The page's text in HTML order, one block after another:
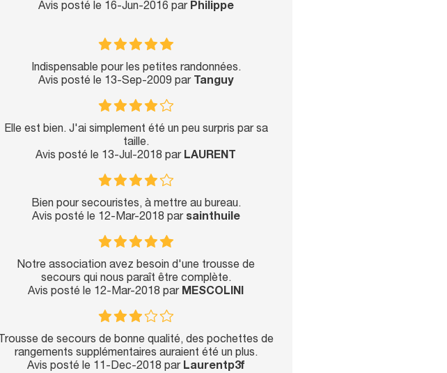
Avis posté le 16-Jun-2016 par Philippe
Indispensable pour les petites randonnées.
Avis posté le 13-Sep-2009 par Tanguy
Elle est bien. J'ai simplement été un peu surpris par sa
taille.
Avis posté le 13-Jul-2018 par LAURENT
Bien pour secouristes, à mettre au bureau.
Avis posté le 12-Mar-2018 par sainthuile
Notre association avez besoin d'une trousse de
secours qui nous paraît être complète.
Avis posté le 12-Mar-2018 par MESCOLINI
Trousse de secours de bonne qualité, des pochettes de
rangements supplémentaires auraient été un plus.
Avis posté le 11-Dec-2018 par Laurentp3f